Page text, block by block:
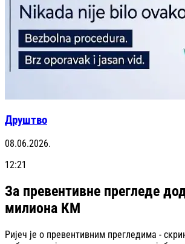
Друштво
08.06.2026.
12:21
За превентивне прегледе
милиона КМ
Ријеч је о превентивним прегледима -